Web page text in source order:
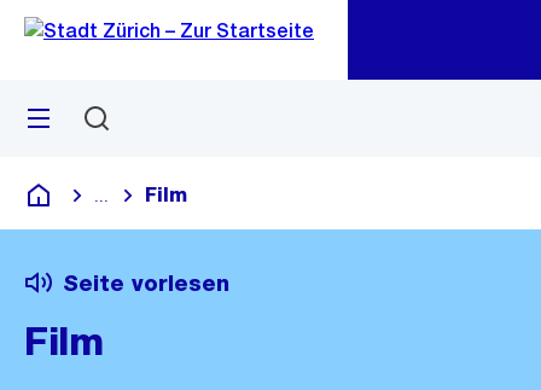
Navigation
Sprunglink
Menü
Deutsch
Blende alle Breadcrumbs ein
Film
Seite vorlesen
Film